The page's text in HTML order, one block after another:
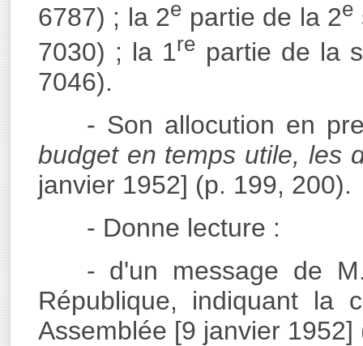
6787) ; la 2e partie de la 2e
7030) ; la 1re partie de la
7046).
- Son allocution en
budget en temps utile, les
janvier 1952] (p. 199, 200).
- Donne lecture :
- d'un message de
République, indiquant la
Assemblée [9 janvier 1952]